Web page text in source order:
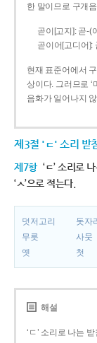
한 말이므로 구개
곧이[고지]: 곧-­(
곧이어[고디어]:
현재 표준어에서
상이다. 그러므로 ‘
음화가 일어나지
제3절 'ㄷ' 소리 받
제7항 ‘ㄷ’ 소리로
‘ㅅ’으로 적는다.
덧저고리 돗자
무릇
사뭇
옛
첫
해설
‘ㄷ’ 소리로 나는